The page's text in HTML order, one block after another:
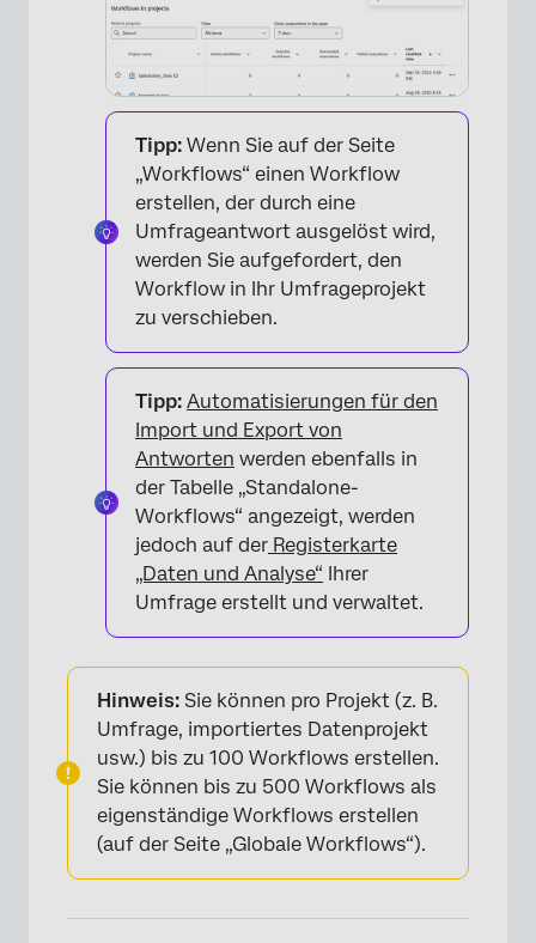
×
×
Tipp: Wenn Sie auf der Seite
„Workflows“ einen Workflow
erstellen, der durch eine
Umfrageantwort ausgelöst wird,
werden Sie aufgefordert, den
Workflow in Ihr Umfrageprojekt
zu verschieben.
Tipp: Automatisierungen für den
Import und Export von
Antworten werden ebenfalls in
der Tabelle „Standalone-
Workflows“ angezeigt, werden
jedoch auf der Registerkarte
„Daten und Analyse“ Ihrer
Umfrage erstellt und verwaltet.
Hinweis: Sie können pro Projekt (z. B.
Umfrage, importiertes Datenprojekt
usw.) bis zu 100 Workflows erstellen.
Sie können bis zu 500 Workflows als
eigenständige Workflows erstellen
(auf der Seite „Globale Workflows“).